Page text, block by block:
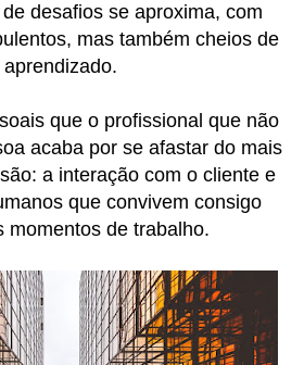
desafios se aproxima, com
mas também cheios de
aprendizado.
que o profissional que não
acaba por se afastar do mais
a interação com o cliente e
que convivem consigo
momentos de trabalho.